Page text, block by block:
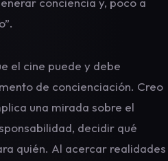
el cine puede y debe
de concienciación. Creo
una mirada sobre el
decidir qué
quién. Al acercar realidades